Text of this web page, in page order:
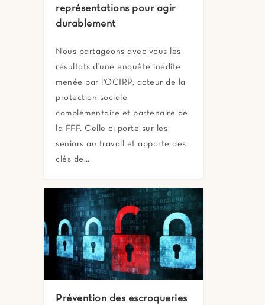
représentations pour agir
durablement
Nous partageons avec vous les
résultats d'une enquête inédite
menée par l'OCIRP, acteur de la
protection sociale
complémentaire et partenaire de
la FFF. Celle-ci porte sur les
seniors au travail et apporte des
clés de…
Prévention des escroqueries